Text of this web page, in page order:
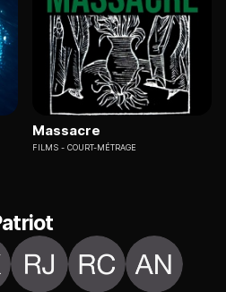
Massacre
FILMS COURT-MÉTRAGE